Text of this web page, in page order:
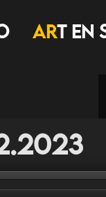
ART EN